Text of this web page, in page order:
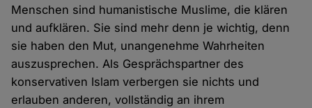
Menschen sind humanistische Muslime, die klären
und aufklären. Sie sind mehr denn je wichtig, denn
sie haben den Mut, unangenehme Wahrheiten
auszusprechen. Als Gesprächspartner des
konservativen Islam verbergen sie nichts und
erlauben anderen, vollständig an ihrem